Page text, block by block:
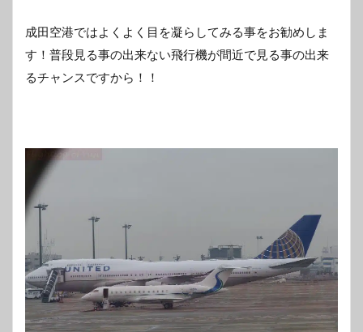
成田空港ではよくよく目を凝らしてみる事をお勧めしま
す！普段見る事の出来ない飛行機が間近で見る事の出来
るチャンスですから！！